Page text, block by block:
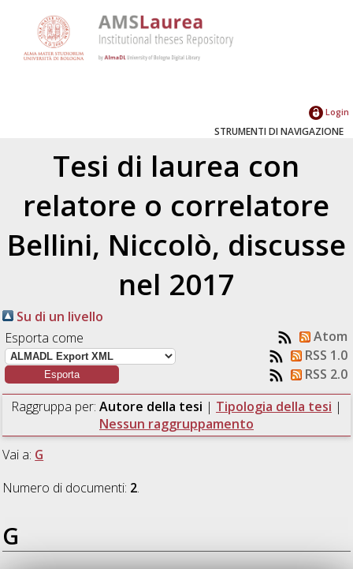
Login
STRUMENTI DI NAVIGAZIONE
Tesi di laurea con
relatore o correlatore
Bellini, Niccolò, discusse
nel 2017
Su di un livello
Esporta come
Atom
RSS 1.0
RSS 2.0
Raggruppa per: Autore della tesi | Tipologia della tesi |
Nessun raggruppamento
Vai a: G
Numero di documenti: 2.
G